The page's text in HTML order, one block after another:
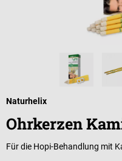
Naturhelix
Ohrkerzen
Für die Hopi-Behandlung mit